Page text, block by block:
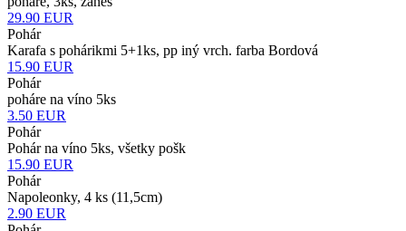
29.90 EUR
Pohár
Karafa s pohárikmi 5+1ks, pp iný vrch. farba Bordová
15.90 EUR
Pohár
poháre na víno 5ks
3.50 EUR
Pohár
Pohár na víno 5ks, všetky pošk
15.90 EUR
Pohár
Napoleonky, 4 ks (11,5cm)
2.90 EUR